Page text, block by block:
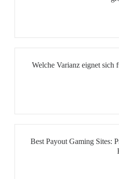
Welche Varianz eignet sich
Best Payout Gaming Sites: